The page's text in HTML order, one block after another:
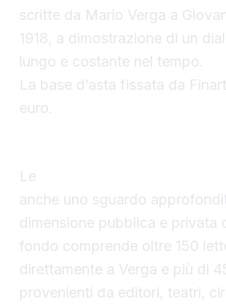
scritte da Mario Verga a
1918, a dimostrazione di un
lungo e costante nel tempo.
La base d’asta fissata da
euro.
Le
anche uno sguardo
dimensione pubblica e privata
fondo comprende oltre 150
direttamente a Verga e più di
provenienti da editori, teatri,